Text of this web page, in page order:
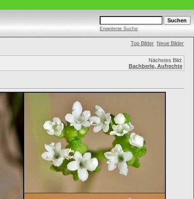
Erweiterte Suche
Top Bilder Neue Bilder
Nächstes Bild:
Bachberle, Aufrechte